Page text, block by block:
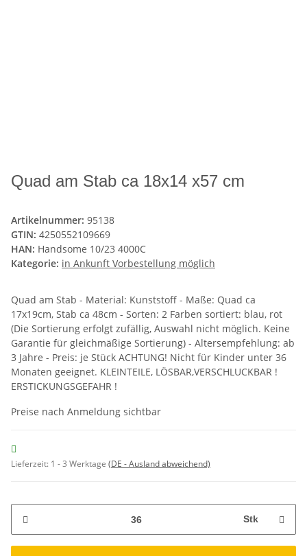
Quad am Stab ca 18x14 x57 cm
Artikelnummer: 95138
GTIN: 4250552109669
HAN: Handsome 10/23 4000C
Kategorie: in Ankunft Vorbestellung möglich
Quad am Stab - Material: Kunststoff - Maße: Quad ca
17x19cm, Stab ca 48cm - Sorten: 2 Farben sortiert: blau, rot
(Die Sortierung erfolgt zufällig, Auswahl nicht möglich. Keine
Garantie für gleichmäßige Sortierung) - Altersempfehlung: ab
3 Jahre - Preis: je Stück ACHTUNG! Nicht für Kinder unter 36
Monaten geeignet. KLEINTEILE, LÖSBAR,VERSCHLUCKBAR !
ERSTICKUNGSGEFAHR !
Preise nach Anmeldung sichtbar
Lieferzeit: 1 - 3 Werktage (DE - Ausland abweichend)
Stk